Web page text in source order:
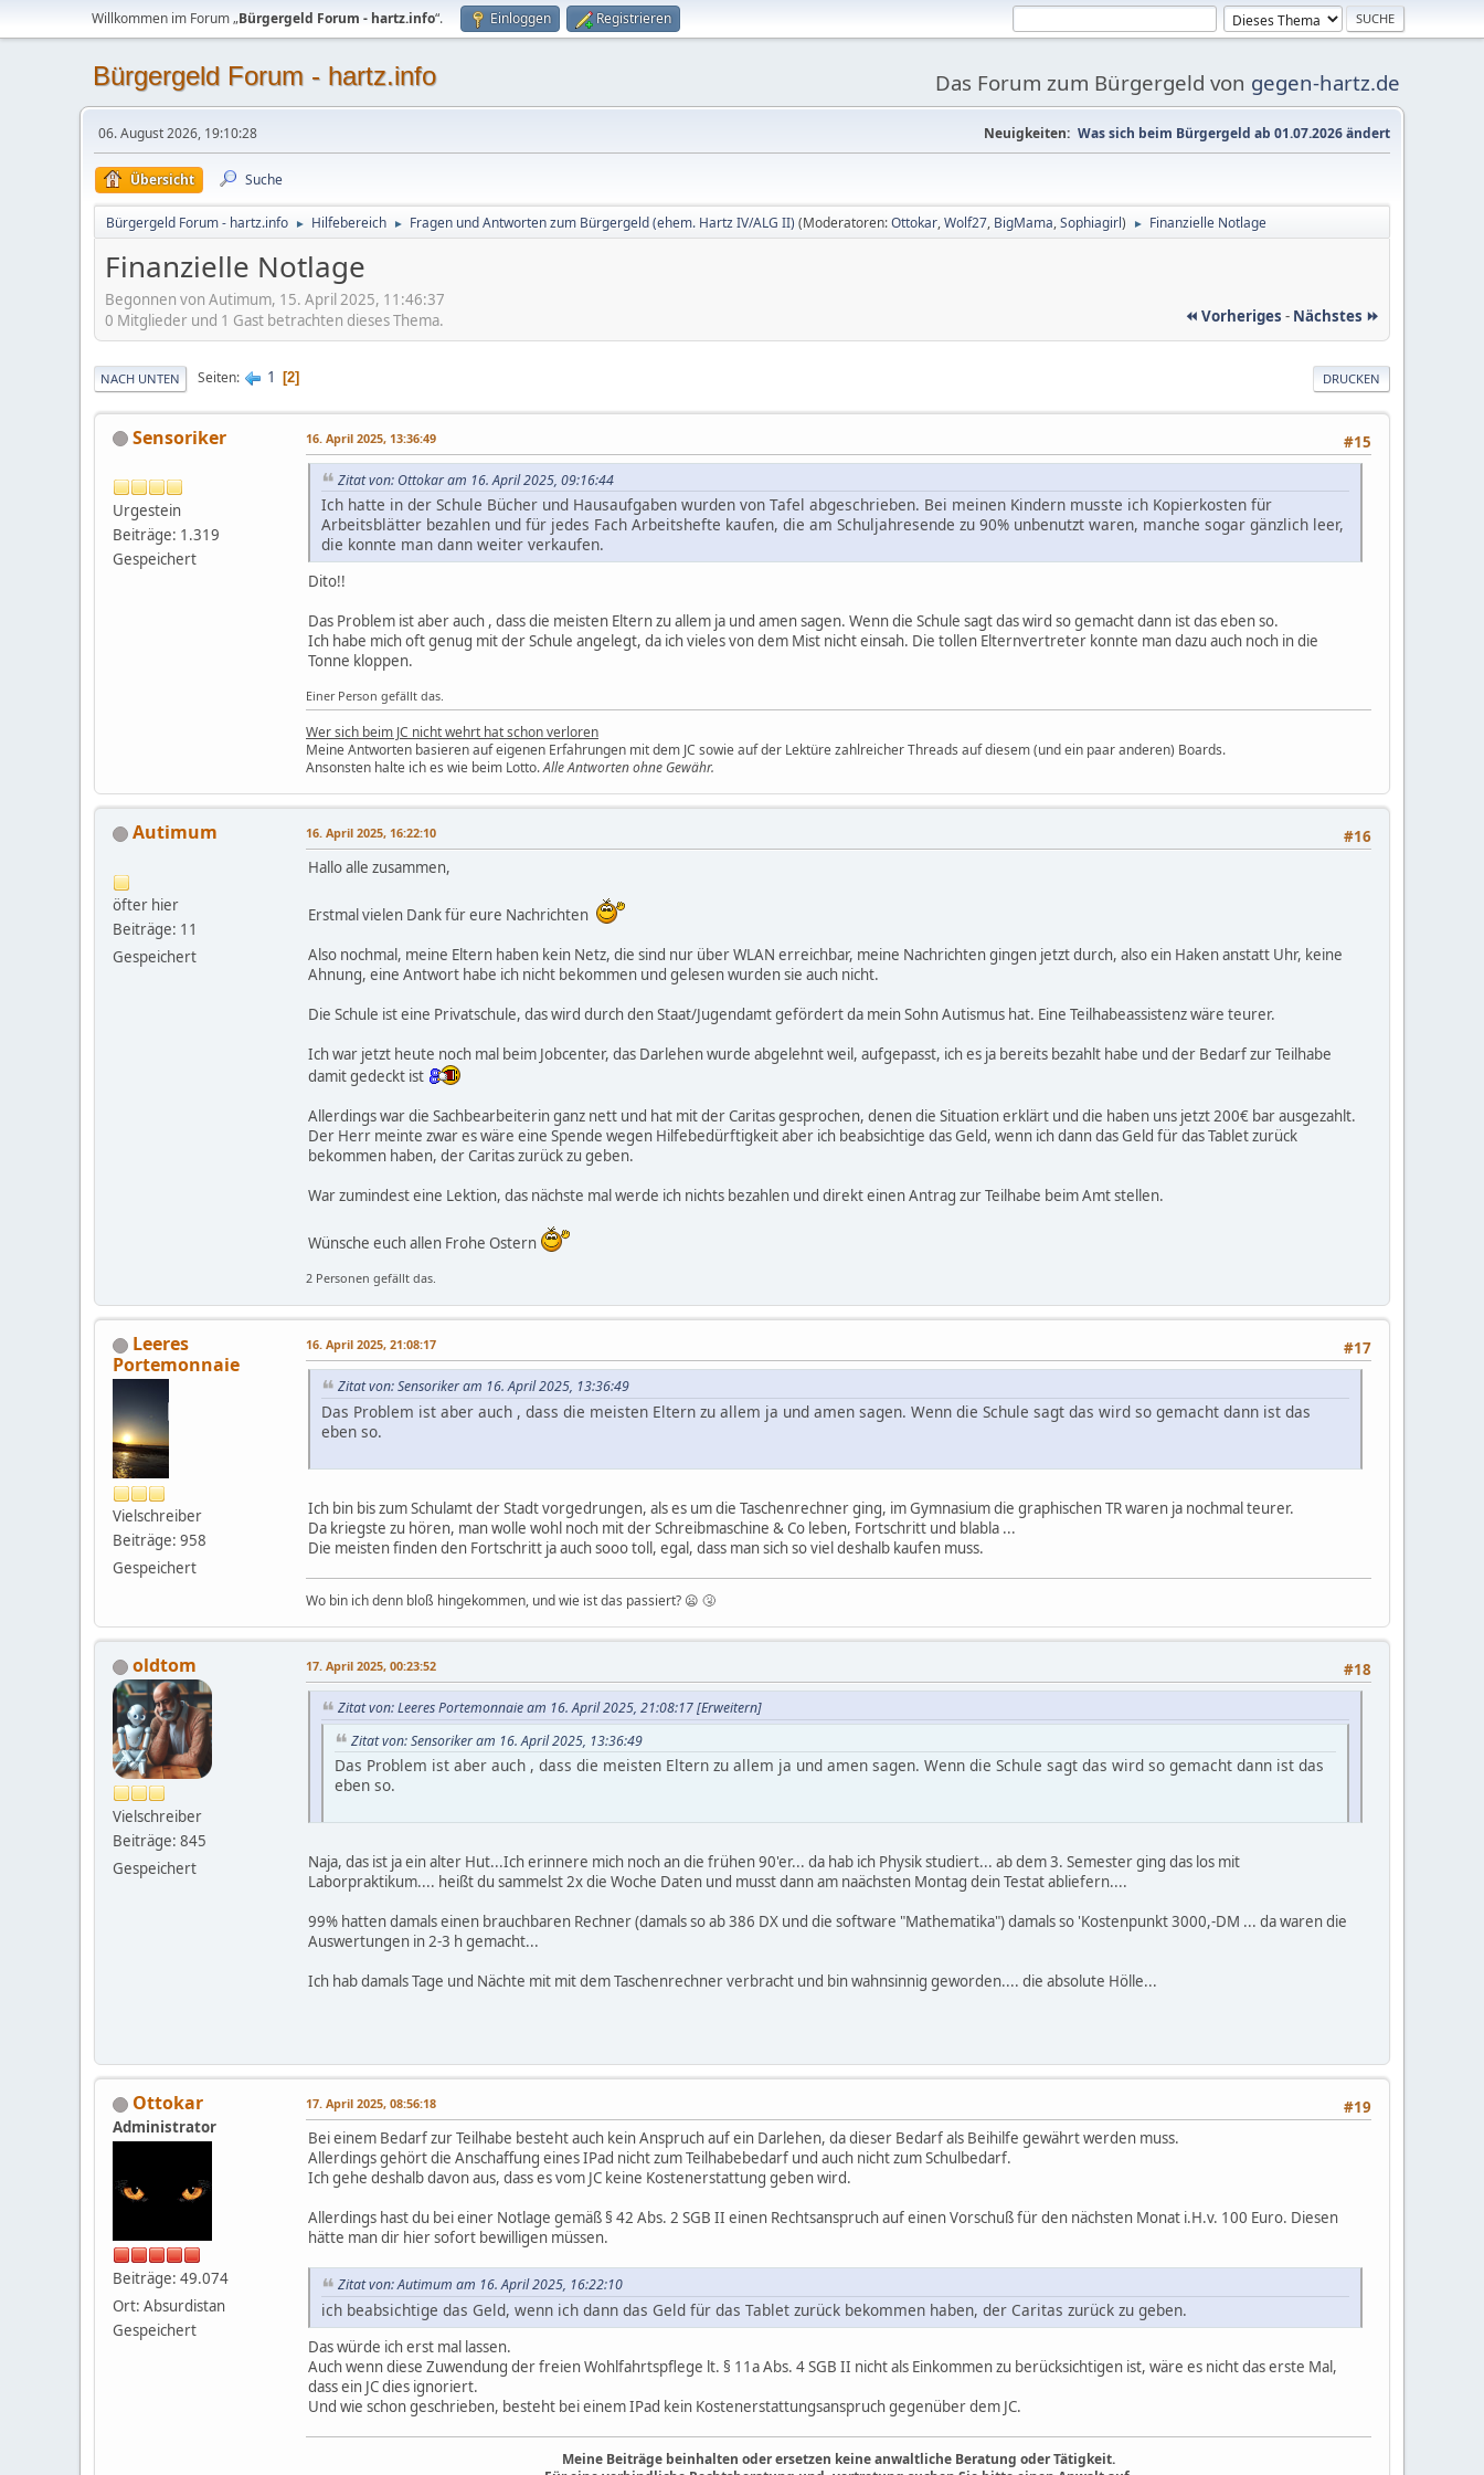
Willkommen im Forum „Bürgergeld Forum - hartz.info“. Einloggen Registrieren
Bürgergeld Forum - hartz.info Das Forum zum Bürgergeld von gegen-hartz.de
06. August 2026, 19:10:28 Neuigkeiten: Was sich beim Bürgergeld ab 01.07.2026 ändert
Übersicht Suche
Bürgergeld Forum - hartz.info ► Hilfebereich ► Fragen und Antworten zum Bürgergeld (ehem. Hartz IV/ALG II) (Moderatoren:Ottokar,Wolf27, BigMama,Sophiagirl) ► Finanzielle Notlage
Finanzielle Notlage
Begonnen von Autimum, 15. April 2025, 11:46:37
⏪ Vorheriges - Nächstes ⏩
0 Mitglieder und 1 Gast betrachten dieses Thema.
DRUCKEN
NACH UNTEN Seiten 1 2
Sensoriker
Urgestein
Beiträge: 1.319
Gespeichert
#15
16. April 2025, 13:36:49
Zitat von: Ottokar am 16. April 2025, 09:16:44
Ich hatte in der Schule Bücher und Hausaufgaben wurden von Tafel abgeschrieben. Bei meinen Kindern musste ich Kopierkosten für
Arbeitsblätter bezahlen und für jedes Fach Arbeitshefte kaufen, die am Schuljahresende zu 90% unbenutzt waren, manche sogar gänzlich leer,
die konnte man dann weiter verkaufen.
Dito!!
Das Problem ist aber auch , dass die meisten Eltern zu allem ja und amen sagen. Wenn die Schule sagt das wird so gemacht dann ist das eben so.
Ich habe mich oft genug mit der Schule angelegt, da ich vieles von dem Mist nicht einsah. Die tollen Elternvertreter konnte man dazu auch noch in die
Tonne kloppen.
Einer Person gefällt das.
Wer sich beim JC nicht wehrt hat schon verloren
Meine Antworten basieren auf eigenen Erfahrungen mit dem JC sowie auf der Lektüre zahlreicher Threads auf diesem (und ein paar anderen) Boards.
Ansonsten halte ich es wie beim Lotto.Alle Antworten ohne Gewähr.
Autimum
öfter hier
Beiträge: 11
Gespeichert
#16
16. April 2025, 16:22:10
Hallo alle zusammen,
Erstmal vielen Dank für eure Nachrichten
Also nochmal, meine Eltern haben kein Netz, die sind nur über WLAN erreichbar, meine Nachrichten gingen jetzt durch, also ein Haken anstatt Uhr, keine
Ahnung, eine Antwort habe ich nicht bekommen und gelesen wurden sie auch nicht.
Die Schule ist eine Privatschule, das wird durch den Staat/Jugendamt gefördert da mein Sohn Autismus hat. Eine Teilhabeassistenz wäre teurer.
Ich war jetzt heute noch mal beim Jobcenter, das Darlehen wurde abgelehnt weil, aufgepasst, ich es ja bereits bezahlt habe und der Bedarf zur Teilhabe
damit gedeckt ist
Allerdings war die Sachbearbeiterin ganz nett und hat mit der Caritas gesprochen, denen die Situation erklärt und die haben uns jetzt 200€ bar ausgezahlt.
Der Herr meinte zwar es wäre eine Spende wegen Hilfebedürftigkeit aber ich beabsichtige das Geld, wenn ich dann das Geld für das Tablet zurück
bekommen haben, der Caritas zurück zu geben.
War zumindest eine Lektion, das nächste mal werde ich nichts bezahlen und direkt einen Antrag zur Teilhabe beim Amt stellen.
Wünsche euch allen Frohe Ostern
2 Personen gefällt das.
Leeres
Portemonnaie
Vielschreiber
Beiträge: 958
Gespeichert
#17
16. April 2025, 21:08:17
Zitat von: Sensoriker am 16. April 2025, 13:36:49
Das Problem ist aber auch , dass die meisten Eltern zu allem ja und amen sagen. Wenn die Schule sagt das wird so gemacht dann ist das
eben so.
Ich bin bis zum Schulamt der Stadt vorgedrungen, als es um die Taschenrechner ging, im Gymnasium die graphischen TR waren ja nochmal teurer.
Da kriegste zu hören, man wolle wohl noch mit der Schreibmaschine & Co leben, Fortschritt und blabla ...
Die meisten finden den Fortschritt ja auch sooo toll, egal, dass man sich so viel deshalb kaufen muss.
Wo bin ich denn bloß hingekommen, und wie ist das passiert? 😦 🤧
oldtom
Vielschreiber
Beiträge: 845
Gespeichert
#18
17. April 2025, 00:23:52
Zitat von: Leeres Portemonnaie am 16. April 2025, 21:08:17[Erweitern]
Zitat von: Sensoriker am 16. April 2025, 13:36:49
Das Problem ist aber auch , dass die meisten Eltern zu allem ja und amen sagen. Wenn die Schule sagt das wird so gemacht dann ist das
eben so.
Ich bin bis zum Schulamt der Stadt vorgedrungen, als es um die Taschenrechner ging, im Gymnasium die graphischen TR waren ja nochmal
teurer.
Die meisten finden den Fortschritt ja auch sooo toll, egal, dass man sich so viel deshalb kaufen muss.
Naja, das ist ja ein alter Hut...Ich erinnere mich noch an die frühen 90'er... da hab ich Physik studiert... ab dem 3. Semester ging das los mit
Laborpraktikum.... heißt du sammelst 2x die Woche Daten und musst dann am naächsten Montag dein Testat abliefern....
99% hatten damals einen brauchbaren Rechner (damals so ab 386 DX und die software "Mathematika") damals so 'Kostenpunkt 3000,-DM ... da waren die
Auswertungen in 2-3 h gemacht...
Ich hab damals Tage und Nächte mit mit dem Taschenrechner verbracht und bin wahnsinnig geworden.... die absolute Hölle...
Ottokar
Administrator
Beiträge: 49.074
Ort: Absurdistan
Gespeichert
#19
17. April 2025, 08:56:18
Bei einem Bedarf zur Teilhabe besteht auch kein Anspruch auf ein Darlehen, da dieser Bedarf als Beihilfe gewährt werden muss.
Allerdings gehört die Anschaffung eines IPad nicht zum Teilhabebedarf und auch nicht zum Schulbedarf.
Ich gehe deshalb davon aus, dass es vom JC keine Kostenerstattung geben wird.
Allerdings hast du bei einer Notlage gemäß § 42 Abs. 2 SGB II einen Rechtsanspruch auf einen Vorschuß für den nächsten Monat i.H.v. 100 Euro. Diesen
hätte man dir hier sofort bewilligen müssen.
Zitat von: Autimum am 16. April 2025, 16:22:10
ich beabsichtige das Geld, wenn ich dann das Geld für das Tablet zurück bekommen haben, der Caritas zurück zu geben.
Das würde ich erst mal lassen.
Auch wenn diese Zuwendung der freien Wohlfahrtspflege lt. § 11a Abs. 4 SGB II nicht als Einkommen zu berücksichtigen ist, wäre es nicht das erste Mal,
dass ein JC dies ignoriert.
Und wie schon geschrieben, besteht bei einem IPad kein Kostenerstattungsanspruch gegenüber dem JC.
Meine Beiträge beinhalten oder ersetzen keine anwaltliche Beratung oder Tätigkeit.